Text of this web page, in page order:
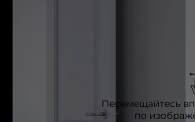
Перемещайтесь
по